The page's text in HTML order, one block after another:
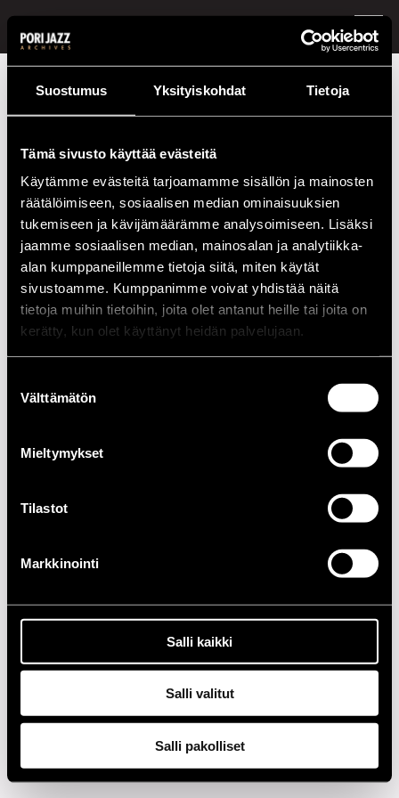
Suostumus Yksityiskohdat Tietoja
Tämä sivusto käyttää evästeitä
Käytämme evästeitä tarjoamamme sisällön ja mainosten
räätälöimiseen, sosiaalisen median ominaisuuksien
tukemiseen ja kävijämäärämme analysoimiseen. Lisäksi
jaamme sosiaalisen median, mainosalan ja analytiikka-
alan kumppaneillemme tietoja siitä, miten käytät
sivustoamme. Kumppanimme voivat yhdistää näitä
tietoja muihin tietoihin, joita olet antanut heille tai joita on
kerätty, kun olet käyttänyt heidän palvelujaan.
valinta
Välttämätön
Mieltymykset
Tilastot
Markkinointi
Salli kaikki
Salli valitut
Salli pakolliset
2010-LUKU
2000-LUKU
Festivaalivuodet Lasse Lystedt Five
Esiintymiset vuonna 1987
PÄIVÄ AIKA PAIKKA
04.07.1987 22.00 Cotton Club
05.07.1987 Cafe Jazz
06.07.1987 20.00 Cafe Jazz